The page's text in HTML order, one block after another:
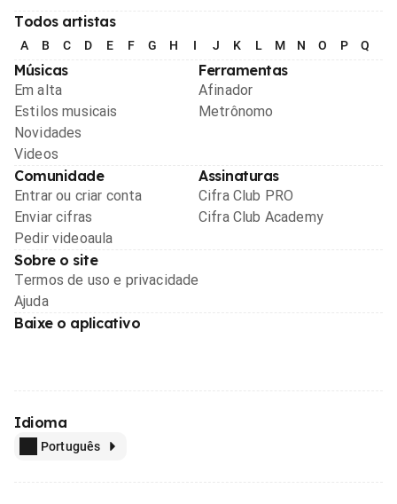
Todos artistas
A B C D E F G H I J K L M N O P Q
Músicas
Em alta
Estilos musicais
Novidades
Videos
Ferramentas
Afinador
Metrônomo
Comunidade
Entrar ou criar conta
Enviar cifras
Pedir videoaula
Assinaturas
Cifra Club PRO
Cifra Club Academy
Sobre o site
Termos de uso e privacidade
Ajuda
Baixe o aplicativo
Idioma
Português